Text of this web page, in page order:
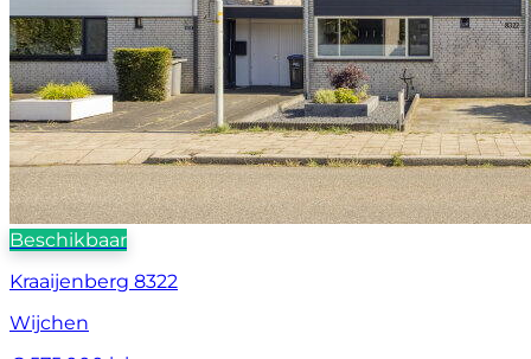
Beschikbaar
Kraaijenberg 8322
Wijchen